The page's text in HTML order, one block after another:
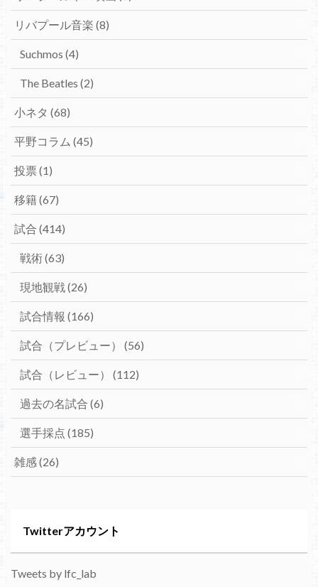
リバプール音楽 (8)
Suchmos (4)
The Beatles (2)
小ネタ (68)
平野コラム (45)
投票 (1)
移籍(67)
試合 (414)
戦術(63)
現地観戦 (26)
試合情報 (166)
試合（プレビュー） (56)
試合（レビュー） (112)
過去の名試合 (6)
選手採点 (185)
雑感(26)
Twitterアカウント
Tweets by lfc_lab